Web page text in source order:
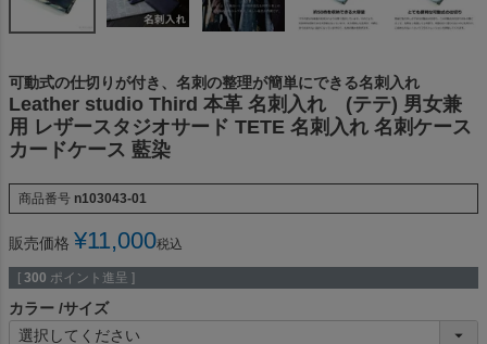
可動式の仕切りが付き、名刺の整理が簡単にできる名刺入れ
Leather studio Third 本革 名刺入れ (テテ) 男女兼
用 レザースタジオサード TETE 名刺入れ 名刺ケース
カードケース 藍染
商品番号 n103043-01
販売価格 ¥11,000税込
[ 300 ポイント進呈 ]
カラー サイズ